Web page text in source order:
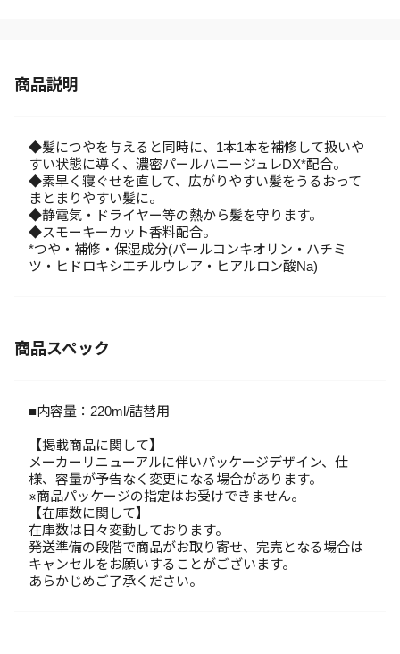
商品説明
◆髪につやを与えると同時に、1本1本を補修して扱いや
すい状態に導く、濃密パールハニージュレDX*配合。
◆素早く寝ぐせを直して、広がりやすい髪をうるおって
まとまりやすい髪に。
◆静電気・ドライヤー等の熱から髪を守ります。
◆スモーキーカット香料配合。
*つや・補修・保湿成分(パールコンキオリン・ハチミ
ツ・ヒドロキシエチルウレア・ヒアルロン酸Na)
商品スペック
■内容量：220ml/詰替用
【掲載商品に関して】
メーカーリニューアルに伴いパッケージデザイン、仕
様、容量が予告なく変更になる場合があります。
※商品パッケージの指定はお受けできません。
【在庫数に関して】
在庫数は日々変動しております。
発送準備の段階で商品がお取り寄せ、完売となる場合は
キャンセルをお願いすることがございます。
あらかじめご了承ください。